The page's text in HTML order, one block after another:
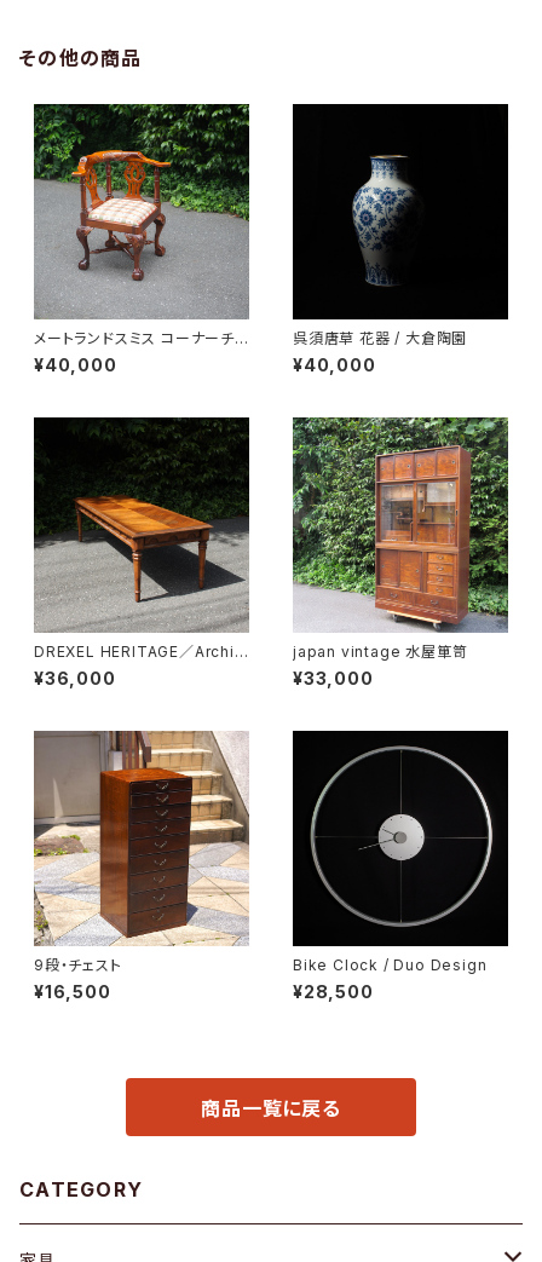
その他の商品
メートランドスミス コーナーチェ
ア
¥40,000
呉須唐草 花器 / 大倉陶園
¥40,000
DREXEL HERITAGE／Archit
ectual Low Table
¥36,000
japan vintage 水屋箪笥
¥33,000
9段・チェスト
¥16,500
Bike Clock / Duo Design
¥28,500
商品一覧に戻る
CATEGORY